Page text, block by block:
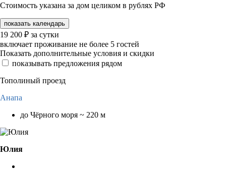
Стоимость указана за дом целиком в рублях РФ
показать календарь
19 200 ₽ за сутки
включает проживание не более 5 гостей
Показать дополнительные условия и скидки
показывать предложения рядом
Тополиный проезд
Анапа
до Чёрного моря ~ 220 м
Юлия